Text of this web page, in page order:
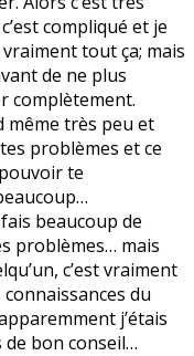
compliqué et je
tout ça; mais
de ne plus
complètement.
même très peu et
problèmes et ce
te
beaucoup de
problèmes… mais
c’est vraiment
du
j’étais
de bon conseil…